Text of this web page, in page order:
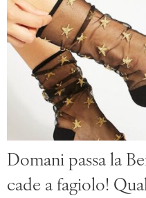
Domani passa la
cade a fagiolo!